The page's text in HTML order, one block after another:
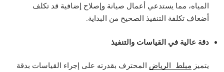
المياه، مما يستدعي أعمال صيانة وإصلاح إضافية قد تكلف
أضعاف تكلفة التنفيذ الصحيح من البداية.
دقة عالية في القياسات والتنفيذ
يتميز مبلط الرياض المحترف بقدرته على إجراء القياسات بدقة